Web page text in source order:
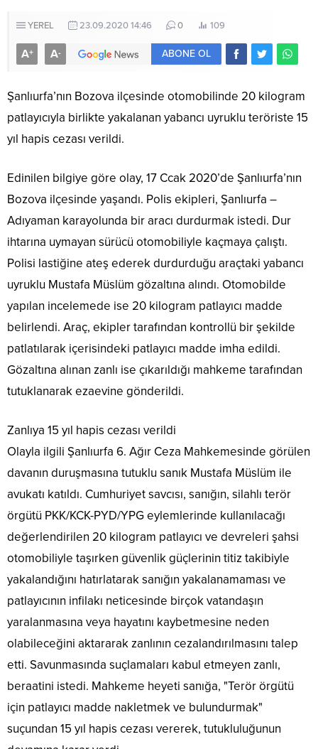
YEREL 23.09.2020 14:46 0 109
A+ A- ABONE OL
Şanlıurfa’nın Bozova ilçesinde otomobilinde 20 kilogram
patlayıcıyla birlikte yakalanan yabancı uyruklu teröriste 15
yıl hapis cezası verildi.
Edinilen bilgiye göre olay, 17 Ccak 2020’de Şanlıurfa’nın
Bozova ilçesinde yaşandı. Polis ekipleri, Şanlıurfa –
Adıyaman karayolunda bir aracı durdurmak istedi. Dur
ihtarına uymayan sürücü otomobiliyle kaçmaya çalıştı.
Polisi lastiğine ateş ederek durdurduğu araçtaki yabancı
uyruklu Mustafa Müslüm gözaltına alındı. Otomobilde
yapılan incelemede ise 20 kilogram patlayıcı madde
belirlendi. Araç, ekipler tarafından kontrollü bir şekilde
patlatılarak içerisindeki patlayıcı madde imha edildi.
Gözaltına alınan zanlı ise çıkarıldığı mahkeme tarafından
tutuklanarak ezaevine gönderildi.
Zanlıya 15 yıl hapis cezası verildi
Olayla ilgili Şanlıurfa 6. Ağır Ceza Mahkemesinde görülen
davanın duruşmasına tutuklu sanık Mustafa Müslüm ile
avukatı katıldı. Cumhuriyet savcısı, sanığın, silahlı terör
örgütü PKK/KCK-PYD/YPG eylemlerinde kullanılacağı
değerlendirilen 20 kilogram patlayıcı ve devreleri şahsi
otomobiliyle taşırken güvenlik güçlerinin titiz takibiyle
yakalandığını hatırlatarak sanığın yakalanamaması ve
patlayıcının infilakı neticesinde birçok vatandaşın
yaralanmasına veya hayatını kaybetmesine neden
olabileceğini aktararak zanlının cezalandırılmasını talep
etti. Savunmasında suçlamaları kabul etmeyen zanlı,
beraatini istedi. Mahkeme heyeti sanığa, "Terör örgütü
için patlayıcı madde nakletmek ve bulundurmak"
suçundan 15 yıl hapis cezası vererek, tutukluluğunun